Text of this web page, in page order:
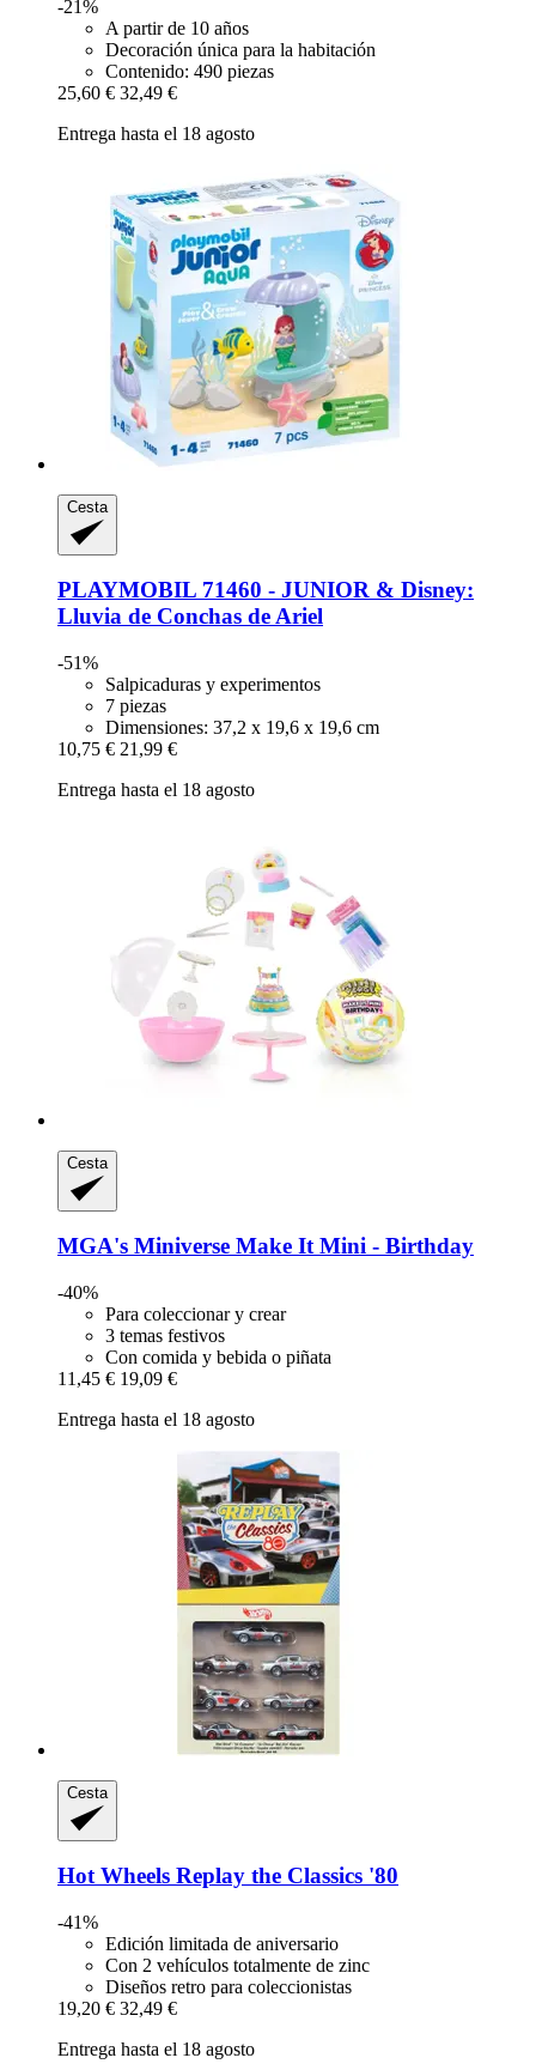
-21%
A partir de 10 años
Decoración única para la habitación
Contenido: 490 piezas
25,60 € 32,49 €
Entrega hasta el 18 agosto
Cesta
PLAYMOBIL 71460 -​ JUNIOR & Disney:
Lluvia de Conchas de Ariel
-51%
Salpicaduras y experimentos
7 piezas
Dimensiones: 37,2 x 19,6 x 19,6 cm
10,75 € 21,99 €
Entrega hasta el 18 agosto
Cesta
MGA's Miniverse Make It Mini -​ Birthday
-40%
Para coleccionar y crear
3 temas festivos
Con comida y bebida o piñata
11,45 € 19,09 €
Entrega hasta el 18 agosto
Cesta
Hot Wheels Replay the Classics '80
-41%
Edición limitada de aniversario
Con 2 vehículos totalmente de zinc
Diseños retro para coleccionistas
19,20 € 32,49 €
Entrega hasta el 18 agosto